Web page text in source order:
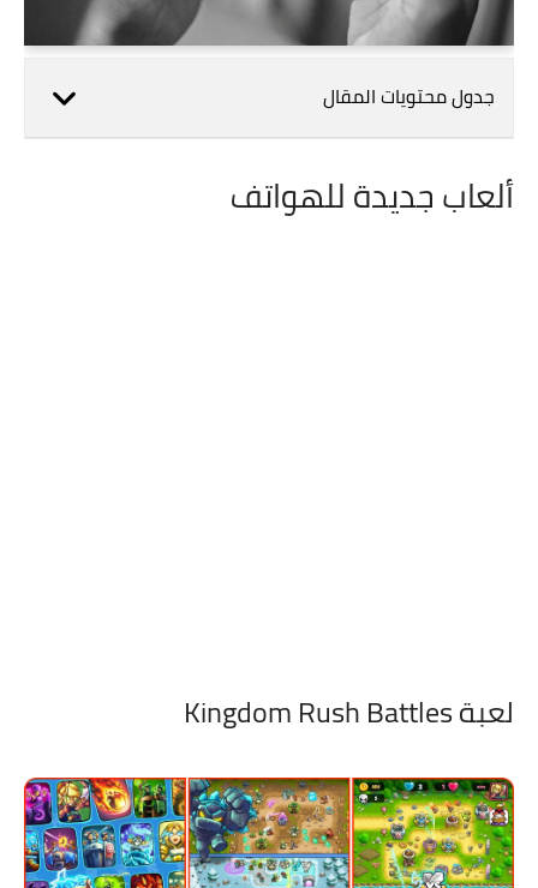
جدول محتويات المقال
ألعاب جديدة للهواتف
لعبة Kingdom Rush Battles